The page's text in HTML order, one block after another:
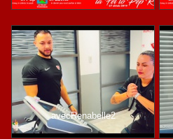
avecRenabelle2